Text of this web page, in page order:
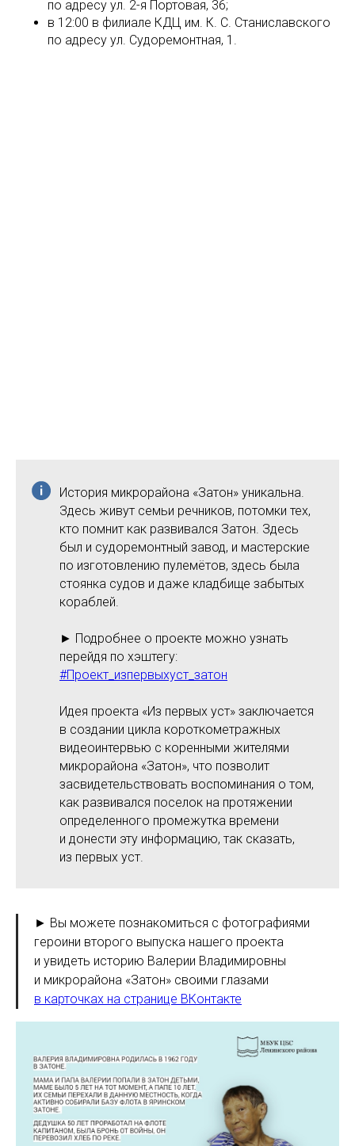
по адресу ул. 2-я Портовая, 36;
в 12:00 в филиале КДЦ им. К. С. Станиславского
по адресу ул. Судоремонтная, 1.
История микрорайона «Затон» уникальна.
Здесь живут семьи речников, потомки тех,
кто помнит как развивался Затон. Здесь
был и судоремонтный завод, и мастерские
по изготовлению пулемётов, здесь была
стоянка судов и даже кладбище забытых
кораблей.
► Подробнее о проекте можно узнать
перейдя по хэштегу:
#Проект_изпервыхуст_затон
Идея проекта «Из первых уст» заключается
в создании цикла короткометражных
видеоинтервью с коренными жителями
микрорайона «Затон», что позволит
засвидетельствовать воспоминания о том,
как развивался поселок на протяжении
определенного промежутка времени
и донести эту информацию, так сказать,
из первых уст.
► Вы можете познакомиться с фотографиями
героини второго выпуска нашего проекта
и увидеть историю Валерии Владимировны
и микрорайона «Затон» своими глазами
в карточках на странице ВКонтакте